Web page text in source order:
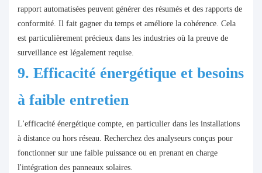
rapport automatisées peuvent générer des résumés et des rapports de
conformité. Il fait gagner du temps et améliore la cohérence. Cela
est particulièrement précieux dans les industries où la preuve de
surveillance est légalement requise.
9. Efficacité énergétique et besoins
à faible entretien
L'efficacité énergétique compte, en particulier dans les installations
à distance ou hors réseau. Recherchez des analyseurs conçus pour
fonctionner sur une faible puissance ou en prenant en charge
l'intégration des panneaux solaires.